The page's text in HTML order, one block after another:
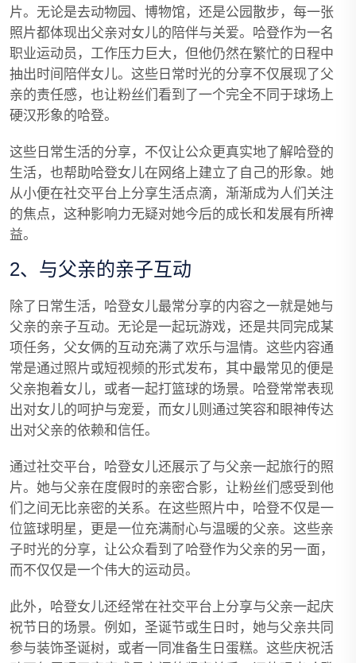
片。无论是去动物园、博物馆，还是公园散步，每一张
照片都体现出父亲对女儿的陪伴与关爱。哈登作为一名
职业运动员，工作压力巨大，但他仍然在繁忙的日程中
抽出时间陪伴女儿。这些日常时光的分享不仅展现了父
亲的责任感，也让粉丝们看到了一个完全不同于球场上
硬汉形象的哈登。
这些日常生活的分享，不仅让公众更真实地了解哈登的
生活，也帮助哈登女儿在网络上建立了自己的形象。她
从小便在社交平台上分享生活点滴，渐渐成为人们关注
的焦点，这种影响力无疑对她今后的成长和发展有所裨
益。
2、与父亲的亲子互动
除了日常生活，哈登女儿最常分享的内容之一就是她与
父亲的亲子互动。无论是一起玩游戏，还是共同完成某
项任务，父女俩的互动充满了欢乐与温情。这些内容通
常是通过照片或短视频的形式发布，其中最常见的便是
父亲抱着女儿，或者一起打篮球的场景。哈登常常表现
出对女儿的呵护与宠爱，而女儿则通过笑容和眼神传达
出对父亲的依赖和信任。
通过社交平台，哈登女儿还展示了与父亲一起旅行的照
片。她与父亲在度假时的亲密合影，让粉丝们感受到他
们之间无比亲密的关系。在这些照片中，哈登不仅是一
位篮球明星，更是一位充满耐心与温暖的父亲。这些亲
子时光的分享，让公众看到了哈登作为父亲的另一面，
而不仅仅是一个伟大的运动员。
此外，哈登女儿还经常在社交平台上分享与父亲一起庆
祝节日的场景。例如，圣诞节或生日时，她与父亲共同
参与装饰圣诞树，或者一同准备生日蛋糕。这些庆祝活